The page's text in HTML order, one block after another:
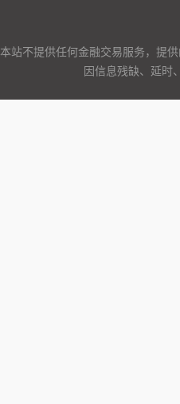
本站不提供任何金融交易服务，提
因信息残缺、延时